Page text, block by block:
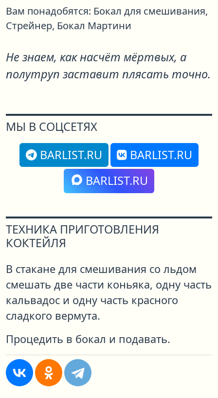
Вам понадобятся: Бокал для смешивания,
Стрейнер, Бокал Мартини
Не знаем, как насчёт мёртвых, а
полутруп заставит плясать точно.
МЫ В СОЦСЕТЯХ
BARLIST.RU
BARLIST.RU
BARLIST.RU
ТЕХНИКА ПРИГОТОВЛЕНИЯ
КОКТЕЙЛЯ
В стакане для смешивания со льдом
смешать две части коньяка, одну часть
кальвадос и одну часть красного
сладкого вермута.
Процедить в бокал и подавать.